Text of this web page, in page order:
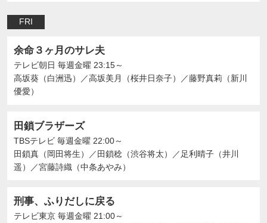
FRI
余命３ヶ月のサレ夫
テレビ朝日 毎週金曜 23:15～
高坂葵（白洲迅）
／高坂美月（桜井日奈子） ／藤野真莉（新川
優愛）
田鎖ブラザーズ
TBSテレビ 毎週金曜 22:00～
田鎖真（岡田将生）
／ 田鎖稔（渋谷将太） ／ 足利晴子（井川
遥）
／宮藤詩織（中条あやみ）
刑事、ふりだしに戻る
テレビ東京 毎週金曜 21:00～